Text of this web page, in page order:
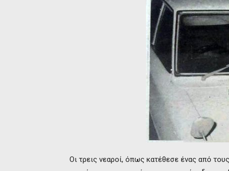
Οι τρεις νεαροί, όπως κατέθεσε ένας από